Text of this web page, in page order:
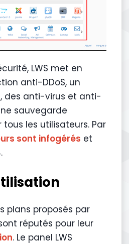
LWS met en
anti-DDoS, un
des anti-virus et anti-
sauvegarde
les utilisateurs. Par
sont infogérés et
plans proposés par
réputés pour leur
. Le panel LWS